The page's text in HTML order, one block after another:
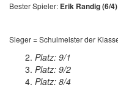
Bester Spieler: Erik Randig (6/4)
Sieger = Schulmeister der
Platz: 9/1
Platz: 9/2
Platz: 8/4